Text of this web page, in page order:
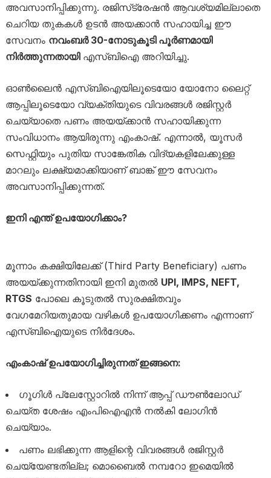
അവസാനിപ്പിക്കുന്നു. രജിസ്‌ട്രേഷൻ ആവശ്യമില്ലാതെ
ചെറിയ തുകകൾ ഉടൻ അയക്കാൻ സഹായിച്ച ഈ
സേവനം നവംബർ 30-നോടുകൂടി പൂർണമായി
നിർത്തുന്നതായിഎസ്‌ബിഐ അറിയിച്ചു.
ഓൺലൈൻ എസ്‌ബിഐയിലൂടെയോ യോനോ ലൈറ്റ്
ആപ്പിലൂടെയോ വ്യക്തിയുടെ വിവരങ്ങൾ രജിസ്റ്റർ
ചെയ്യാതെ പണം അയയ്ക്കാൻ സഹായിക്കുന്ന
സംവിധാനം ആയിരുന്നു എംകാഷ്. എന്നാൽ, യൂസർ
സെഫ്റ്റിയും പുതിയ സാങ്കേതിക വിദ്യകളിലേക്കുള്ള
മാറലും ലക്ഷ്യമാക്കിയാണ് ബാങ്ക് ഈ സേവനം
അവസാനിപ്പിക്കുന്നത്.
ഇനി എന്ത് ഉപയോഗിക്കാം?
മൂന്നാം കക്ഷിയിലേക്ക് (Third Party Beneficiary) പണം
അയയ്ക്കുന്നതിനായി ഇനി മുതൽ UPI, IMPS, NEFT,
RTGS പോലെ കൂടുതൽ സുരക്ഷിതവും
വേഗമേറിയതുമായ വഴികൾ ഉപയോഗിക്കണം എന്നാണ്
എസ്‌ബിഐയുടെ നിർദേശം.
എംകാഷ് ഉപയോഗിച്ചിരുന്നത് ഇങ്ങനെ:
ഗൂഗിൾ പ്ലേസ്റ്റോറിൽ നിന്ന് ആപ്പ് ഡൗൺലോഡ്
ചെയ്ത ശേഷം എംപിഐഎൻ നൽകി ലോഗിൻ
ചെയ്യാം.
പണം ലഭിക്കുന്ന ആളിന്റെ വിവരങ്ങൾ രജിസ്റ്റർ
ചെയ്യേണ്ടതില്ല; മൊബൈൽ നമ്പറോ ഇമെയിൽ